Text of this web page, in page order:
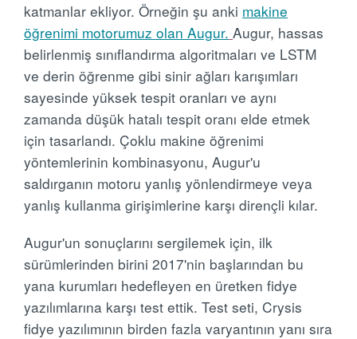
katmanlar ekliyor. Örneğin şu anki makine
öğrenimi motorumuz olan Augur. Augur, hassas
belirlenmiş sınıflandırma algoritmaları ve LSTM
ve derin öğrenme gibi sinir ağları karışımları
sayesinde yüksek tespit oranları ve aynı
zamanda düşük hatalı tespit oranı elde etmek
için tasarlandı. Çoklu makine öğrenimi
yöntemlerinin kombinasyonu, Augur'u
saldırganın motoru yanlış yönlendirmeye veya
yanlış kullanma girişimlerine karşı dirençli kılar.
Augur'un sonuçlarını sergilemek için, ilk
sürümlerinden birini 2017'nin başlarından bu
yana kurumları hedefleyen en üretken fidye
yazılımlarına karşı test ettik. Test seti, Crysis
fidye yazılımının birden fazla varyantının yanı sıra